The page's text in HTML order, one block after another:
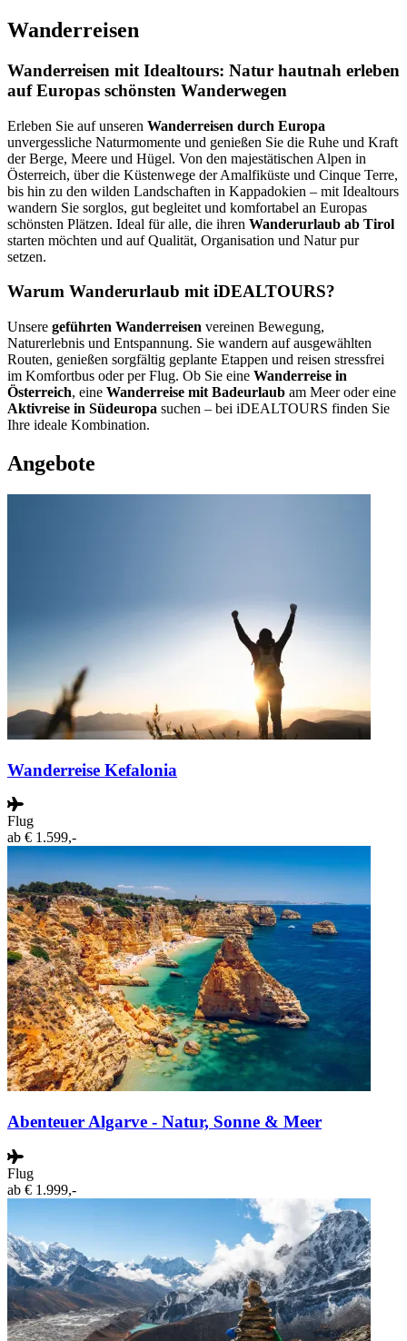
Wanderreisen
Wanderreisen mit Idealtours: Natur hautnah erleben
auf Europas schönsten Wanderwegen
Erleben Sie auf unseren Wanderreisen durch Europa
unvergessliche Naturmomente und genießen Sie die Ruhe und Kraft
der Berge, Meere und Hügel. Von den majestätischen Alpen in
Österreich, über die Küstenwege der Amalfiküste und Cinque Terre,
bis hin zu den wilden Landschaften in Kappadokien – mit Idealtours
wandern Sie sorglos, gut begleitet und komfortabel an Europas
schönsten Plätzen. Ideal für alle, die ihren Wanderurlaub ab Tirol
starten möchten und auf Qualität, Organisation und Natur pur
setzen.
Warum Wanderurlaub mit iDEALTOURS?
Unsere geführten Wanderreisen vereinen Bewegung,
Naturerlebnis und Entspannung. Sie wandern auf ausgewählten
Routen, genießen sorgfältig geplante Etappen und reisen stressfrei
im Komfortbus oder per Flug. Ob Sie eine Wanderreise in
Österreich, eine Wanderreise mit Badeurlaub am Meer oder eine
Aktivreise in Südeuropa suchen – bei iDEALTOURS finden Sie
Ihre ideale Kombination.
Angebote
Wanderreise Kefalonia
Flug
ab € 1.599,-
Abenteuer Algarve - Natur, Sonne & Meer
Flug
ab € 1.999,-